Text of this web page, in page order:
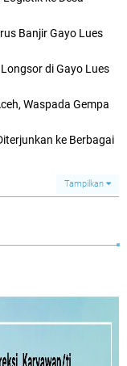
Banjir Gayo Lues
di Gayo Lues
Waspada Gempa
ke Berbagai
Tampilkan